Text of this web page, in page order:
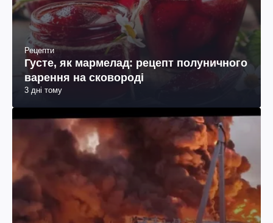
Рецепти
Густе, як мармелад: рецепт полуничного
варення на сковороді
3 дні тому